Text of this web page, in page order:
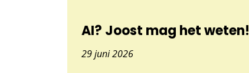
AI? Joost mag het weten!
29 juni 2026